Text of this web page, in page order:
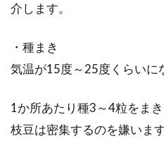
介します。
・種まき
気温が15度～25度くらいに
1か所あたり種3～4粒をまき
枝豆は密集するのを嫌いま